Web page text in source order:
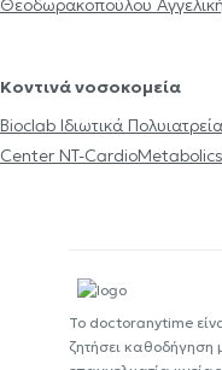
Θεοδωρακοπούλου Αγγελική
Κοντινά νοσοκομεία
Bioclab Ιδιωτικά Πολυιατρεία
Center NT-CardioMetabolics
Το doctoranytime
ζητήσει καθοδήγηση